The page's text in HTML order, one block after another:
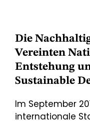
Die
Vereinten
Entstehung
Sustainable
Im September
internationale